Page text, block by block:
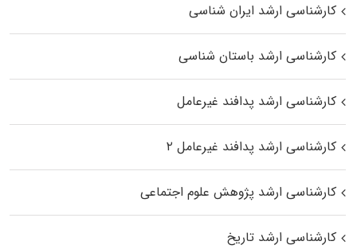
کارشناسی ارشد ایران شناسی
کارشناسی ارشد باستان شناسی
کارشناسی ارشد پدافند غیرعامل
کارشناسی ارشد پدافند غیرعامل ۲
کارشناسی ارشد پژوهش علوم اجتماعی
کارشناسی ارشد تاریخ